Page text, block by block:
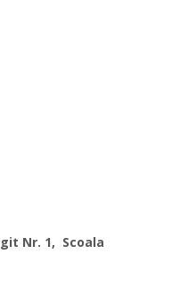
Nr. 1, Scoala